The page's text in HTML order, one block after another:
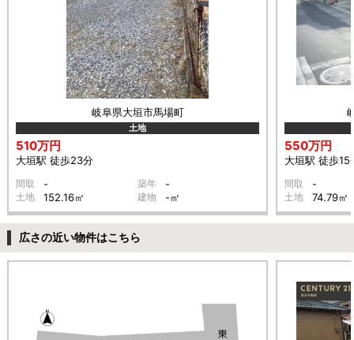
岐阜県大垣市馬場町
土地
510万円
大垣駅 徒歩23分
間取 - 築年 -
土地 152.16㎡ 建物 -㎡
550万円
大垣駅 徒歩15
間取 -
土地 74.79㎡
広さの近い物件はこちら